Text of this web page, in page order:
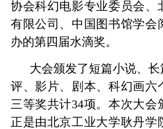
协会科幻电影专业委员会、
有限公司、中国图书馆学会
办的第四届水滴奖。
大会颁发了短篇小说、
评、影片、剧本、科幻画六
三等奖共计34项。本次大会
正是由北京工业大学耿丹学